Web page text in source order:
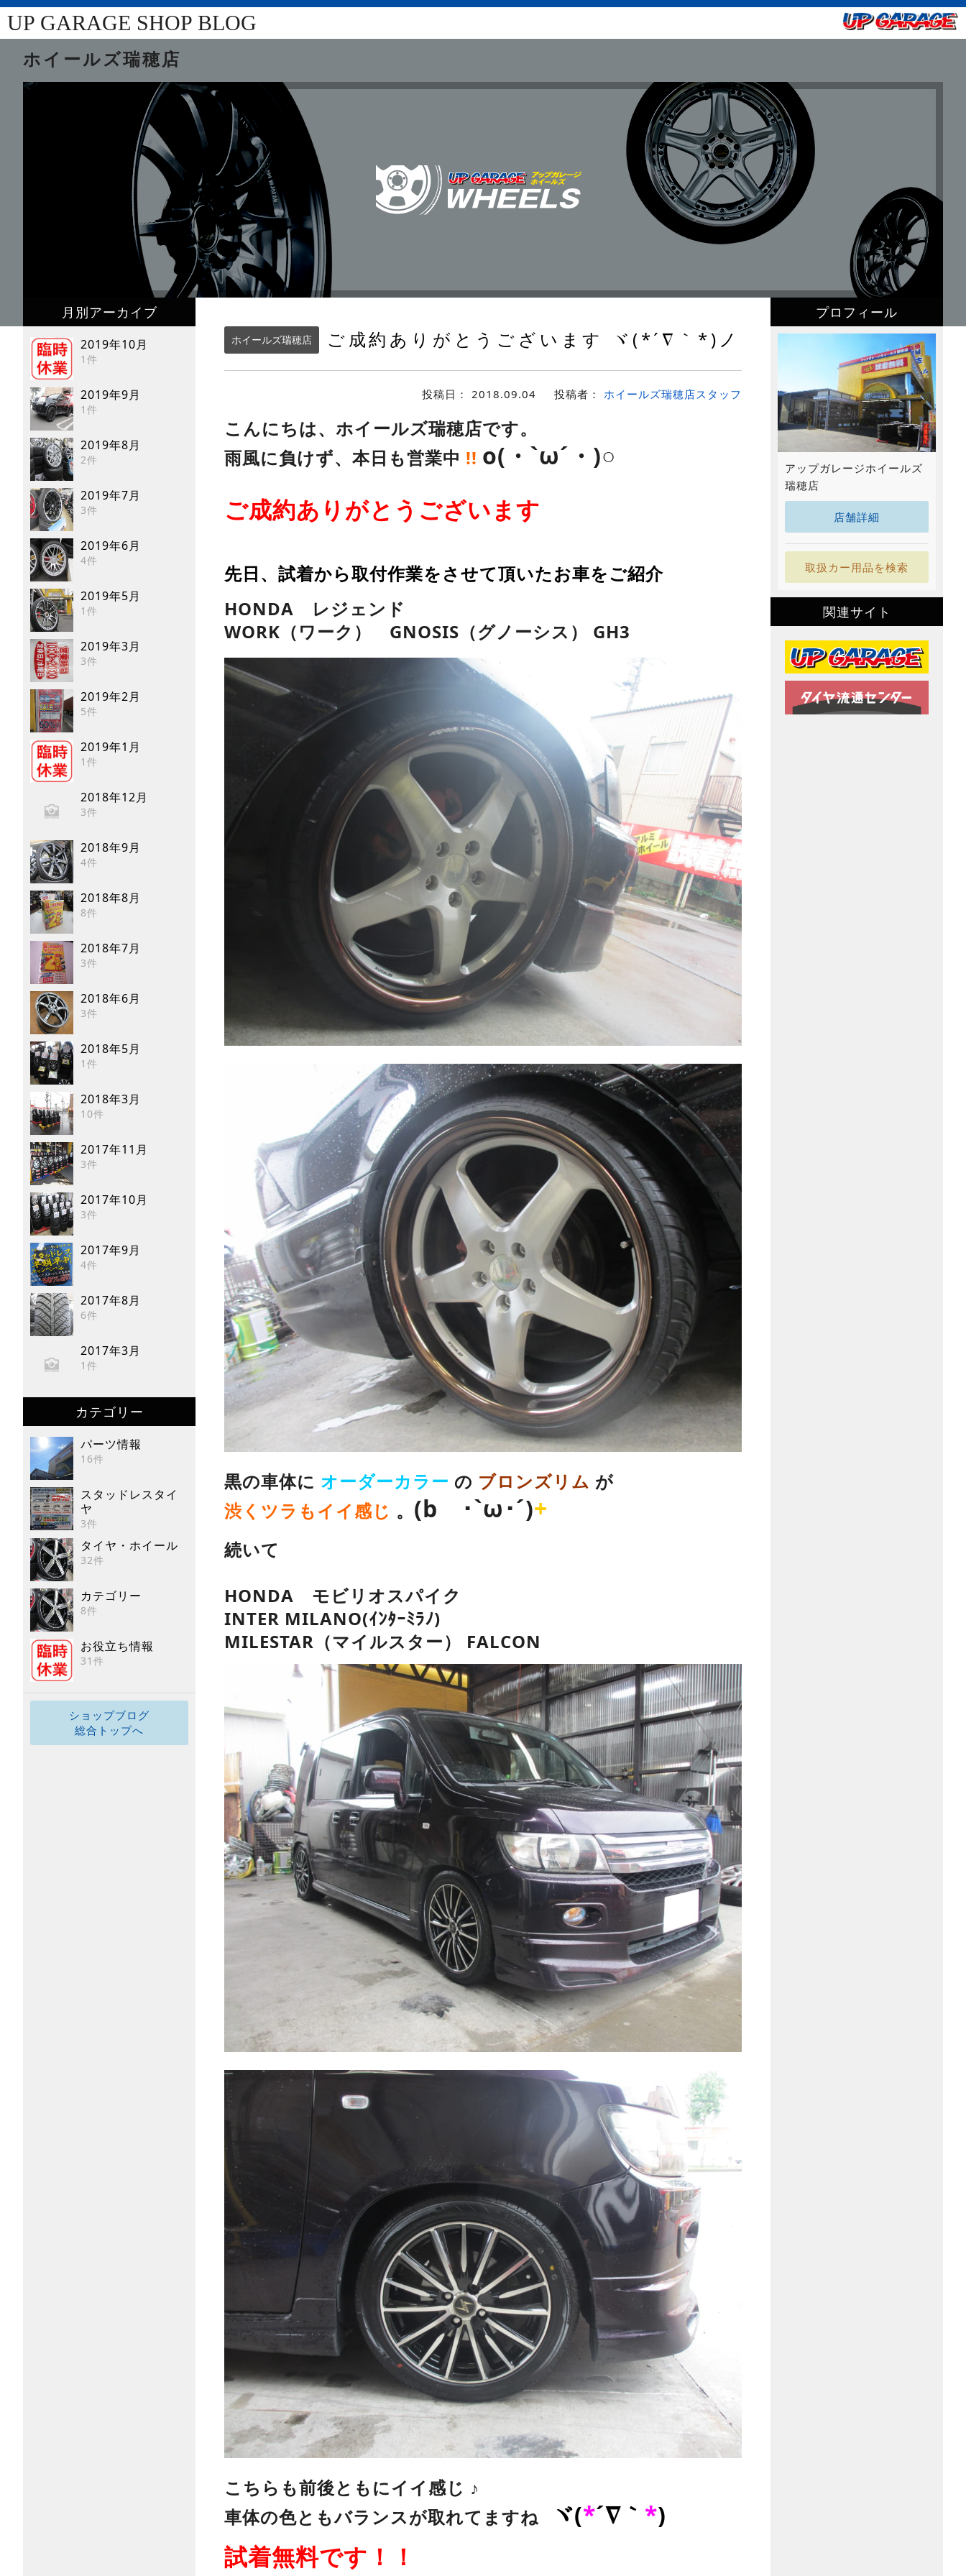
UP GARAGE SHOP BLOG
ホイールズ瑞穂店
月別アーカイブ
2019年10月
1件
2019年9月
1件
2019年8月
2件
2019年7月
3件
2019年6月
4件
2019年5月
1件
2019年3月
3件
2019年2月
5件
2019年1月
1件
2018年12月
3件
2018年9月
4件
2018年8月
8件
2018年7月
3件
2018年6月
3件
2018年5月
1件
2018年3月
10件
2017年11月
3件
2017年10月
3件
2017年9月
4件
2017年8月
6件
2017年3月
1件
カテゴリー
パーツ情報
16件
スタッドレスタイ
ヤ
3件
タイヤ・ホイール
32件
カテゴリー
8件
お役立ち情報
31件
ショップブログ
総合トップへ
ホイールズ瑞穂店 ご成約ありがとうございます ヾ(*´∇｀*)ノ
投稿日： 2018.09.04 投稿者： ホイールズ瑞穂店スタッフ
こんにちは、ホイールズ瑞穂店です。
雨風に負けず、本日も営業中 !! o(・`ω´・)○
ご成約ありがとうございます
先日、試着から取付作業をさせて頂いたお車をご紹介
HONDA レジェンド
WORK（ワーク） GNOSIS（グノーシス） GH3
黒の車体に オーダーカラー の ブロンズリム が
渋くツラもイイ感じ 。 (b ･`ω･´)+
続いて
HONDA モビリオスパイク
INTER MILANO(ｲﾝﾀｰﾐﾗﾉ)
MILESTAR（マイルスター） FALCON
こちらも前後ともにイイ感じ ♪
車体の色ともバランスが取れてますね
ヾ(*´∇｀ *)
試着無料です！！
プロフィール
アップガレージホイールズ
瑞穂店
店舗詳細
取扱カー用品を検索
関連サイト